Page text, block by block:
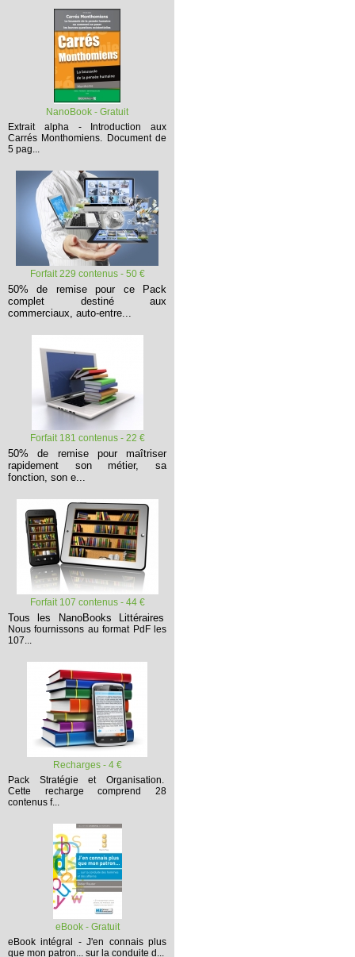
NanoBook - Gratuit
Extrait alpha - Introduction aux
Carrés Monthomiens. Document de
5 pag...
Forfait 229 contenus - 50 €
50% de remise pour ce Pack
complet destiné aux
commerciaux, auto-entre...
Forfait 181 contenus - 22 €
50% de remise pour maîtriser
rapidement son métier, sa
fonction, son e...
Forfait 107 contenus - 44 €
Tous les NanoBooks Littéraires
Nous fournissons au format PdF les
107...
Recharges - 4 €
Pack Stratégie et Organisation.
Cette recharge comprend 28
contenus f...
eBook - Gratuit
eBook intégral - J'en connais plus
que mon patron... sur la conduite d...